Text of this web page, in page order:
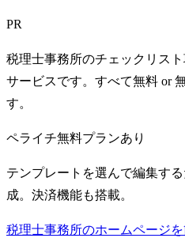
PR
税理士事務所のチェックリス
サービスです。すべて無料 or
す。
ペライチ無料プランあり
テンプレートを選んで編集す
成。決済機能も搭載。
税理士事務所のホームページ